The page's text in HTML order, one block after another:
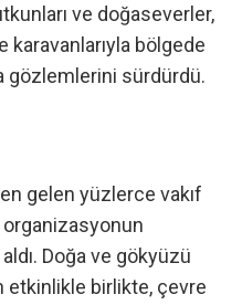
ve doğaseverler,
karavanlarıyla bölgede
gözlemlerini sürdürdü.
gelen yüzlerce vakıf
Doğa ve gökyüzü
etkinlikle birlikte, çevre